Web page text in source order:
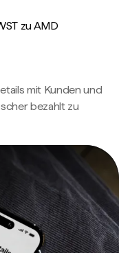
zu AMD
mit Kunden und
bezahlt zu